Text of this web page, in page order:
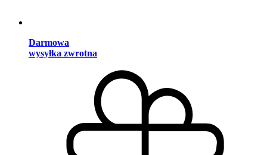
Darmowa
wysyłka zwrotna